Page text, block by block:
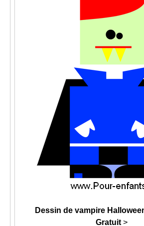
Dessin de vampire
Gratuit >